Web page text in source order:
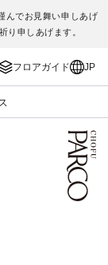
んでお見舞い申しあげ
り申しあげます。
フロアガイド JP